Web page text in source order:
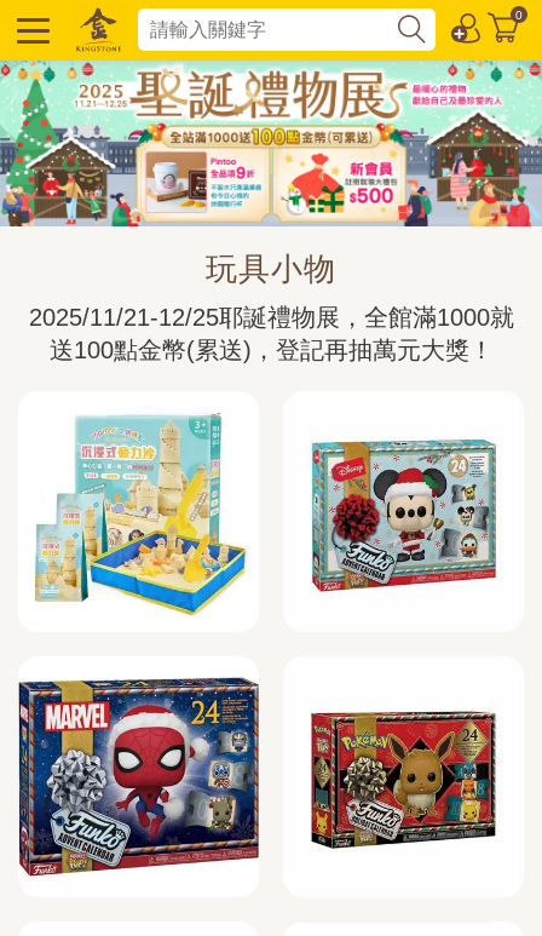
0
玩具小物
2025/11/21-12/25耶誕禮物展，全館滿1000就
送100點金幣(累送)，登記再抽萬元大獎！